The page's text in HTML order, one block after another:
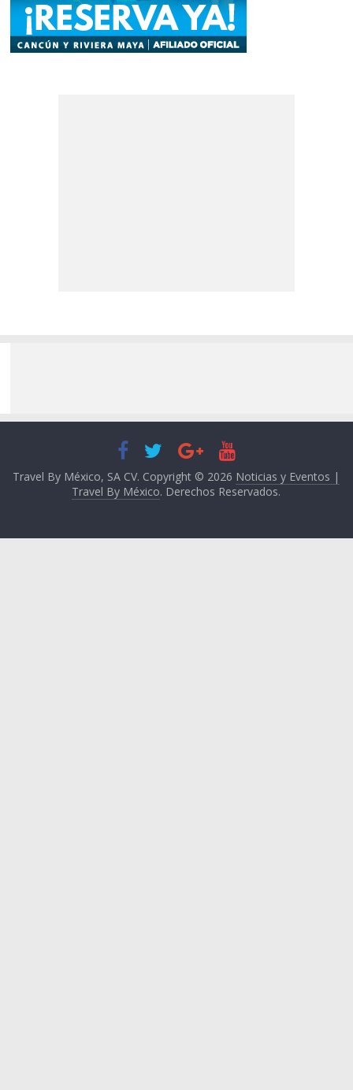
Travel By México, SA CV. Copyright © 2026 Noticias y Eventos |
Travel By México. Derechos Reservados.